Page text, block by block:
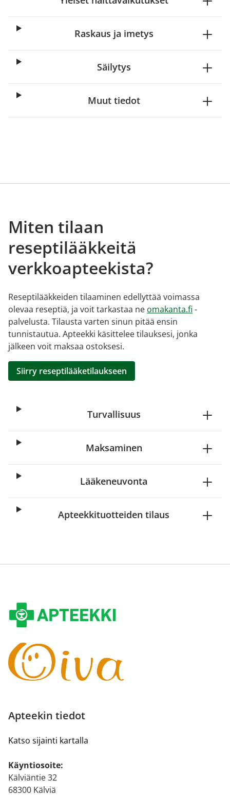
Raskaus ja imetys
Säilytys
Muut tiedot
Miten tilaan
reseptilääkkeitä
verkkoapteekista?
Reseptilääkkeiden tilaaminen edellyttää voimassa
olevaa reseptiä, ja voit tarkastaa ne omakanta.fi -
palvelusta. Tilausta varten sinun pitää ensin
tunnistautua. Apteekki käsittelee tilauksesi, jonka
jälkeen voit maksaa ostoksesi.
Siirry reseptilääketilaukseen
Turvallisuus
Maksaminen
Lääkeneuvonta
Apteekkituotteiden tilaus
Apteekin tiedot
Katso sijainti kartalla
Käyntiosoite:
Kälviäntie 32
68300 Kälviä